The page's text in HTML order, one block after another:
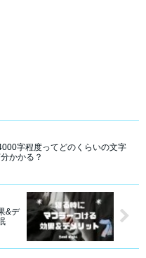
字程度ってどのくらいの文字
かかる？
&デ